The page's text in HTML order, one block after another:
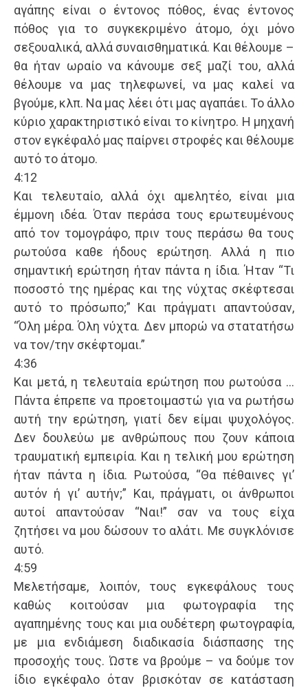
αγάπης είναι ο έντονος πόθος, ένας έντονος
πόθος για το συγκεκριμένο άτομο, όχι μόνο
σεξουαλικά, αλλά συναισθηματικά. Και θέλουμε –
θα ήταν ωραίο να κάνουμε σεξ μαζί του, αλλά
θέλουμε να μας τηλεφωνεί, να μας καλεί να
βγούμε, κλπ. Να μας λέει ότι μας αγαπάει. Το άλλο
κύριο χαρακτηριστικό είναι το κίνητρο. Η μηχανή
στον εγκέφαλό μας παίρνει στροφές και θέλουμε
αυτό το άτομο.
4:12
Και τελευταίο, αλλά όχι αμελητέο, είναι μια
έμμονη ιδέα. Όταν περάσα τους ερωτευμένους
από τον τομογράφο, πριν τους περάσω θα τους
ρωτούσα καθε ήδους ερώτηση. Αλλά η πιο
σημαντική ερώτηση ήταν πάντα η ίδια. Ήταν “Τι
ποσοστό της ημέρας και της νύχτας σκέφτεσαι
αυτό το πρόσωπο;” Και πράγματι απαντούσαν,
“Όλη μέρα. Όλη νύχτα. Δεν μπορώ να στατατήσω
να τον/την σκέφτομαι.”
4:36
Και μετά, η τελευταία ερώτηση που ρωτούσα …
Πάντα έπρεπε να προετοιμαστώ για να ρωτήσω
αυτή την ερώτηση, γιατί δεν είμαι ψυχολόγος.
Δεν δουλεύω με ανθρώπους που ζουν κάποια
τραυματική εμπειρία. Και η τελική μου ερώτηση
ήταν πάντα η ίδια. Ρωτούσα, “Θα πέθαινες γι’
αυτόν ή γι’ αυτήν;” Και, πράγματι, οι άνθρωποι
αυτοί απαντούσαν “Ναι!” σαν να τους είχα
ζητήσει να μου δώσουν το αλάτι. Με συγκλόνισε
αυτό.
4:59
Μελετήσαμε, λοιπόν, τους εγκεφάλους τους
καθώς κοιτούσαν μια φωτογραφία της
αγαπημένης τους και μια ουδέτερη φωτογραφία,
με μια ενδιάμεση διαδικασία διάσπασης της
προσοχής τους. Ώστε να βρούμε – να δούμε τον
ίδιο εγκέφαλο όταν βρισκόταν σε κατάσταση